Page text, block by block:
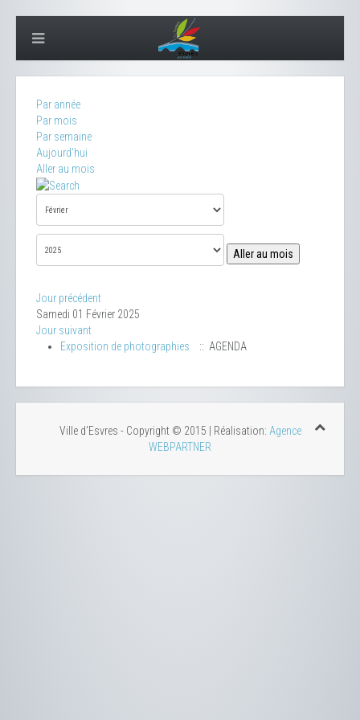
Par année
Par mois
Par semaine
Aujourd'hui
Aller au mois
Aller au mois
Jour précédent
Samedi 01 Février 2025
Jour suivant
Exposition de photographies
:: AGENDA
Ville d'Esvres - Copyright © 2015 | Réalisation: Agence
WEBPARTNER